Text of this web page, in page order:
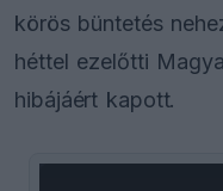
körös büntetés
héttel ezelőtti
hibájáért kapott.